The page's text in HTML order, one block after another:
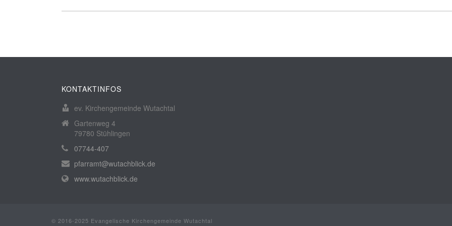
KONTAKTINFOS
ev. Kirchengemeinde Wutachtal
Gartenweg 4
79780 Stühlingen
07744-407
pfarramt@wutachblick.de
www.wutachblick.de
© 2016-2025 Evangelische Kirchengemeinde Wutachtal